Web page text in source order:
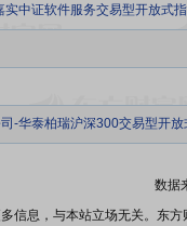
中证软件服务交易型开放式
-华泰柏瑞沪深300交易型开
数据
信息，与本站立场无关。东